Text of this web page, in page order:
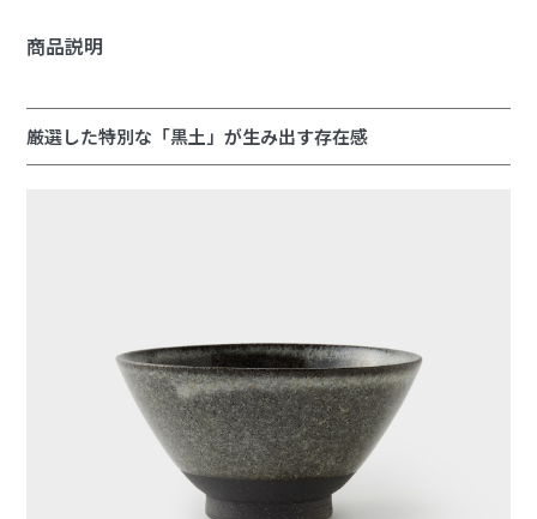
商品説明
厳選した特別な「黒土」が生み出す存在感